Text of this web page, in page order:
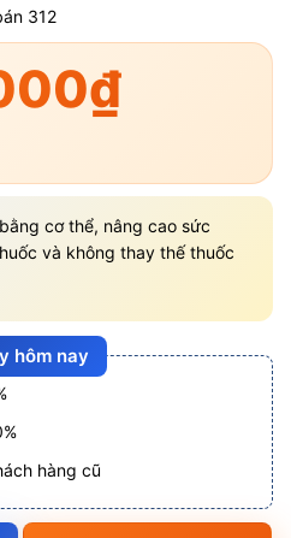
312
₫
cơ thể, nâng cao sức
và không thay thế thuốc
hôm nay
hàng cũ